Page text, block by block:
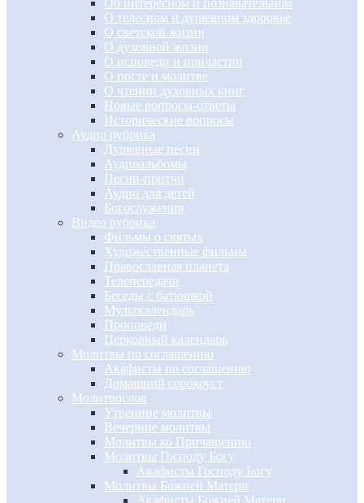
О телесном и душевном здоровье
О светской жизни
О духовной жизни
О исповеди и причастии
О посте и молитве
О чтении духовных книг
Новые вопросы-ответы
Исторические вопросы
Аудио рубрика
Душевные песни
Аудиоальбомы
Песни-притчи
Аудио для детей
Богослужения
Видео рубрика
Фильмы о святых
Художественные фильмы
Православная планета
Телепередачи
Беседы с батюшкой
Мульткалендарь
Проповеди
Церковный календарь
Молитвы по соглашению
Акафисты по соглашению
Домашний сорокоуст
Молитвослов
Утренние молитвы
Вечерние молитвы
Молитвы ко Причащению
Молитвы Господу Богу
Акафисты Господу Богу
Молитвы Божией Матери
Акафисты Божией Матери